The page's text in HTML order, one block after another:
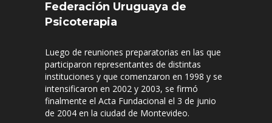
Federación Uruguaya de
Psicoterapia
Luego de reuniones preparatorias en las que
participaron representantes de distintas
instituciones y que comenzaron en 1998 y se
intensificaron en 2002 y 2003, se firmó
finalmente el Acta Fundacional el 3 de junio
de 2004 en la ciudad de Montevideo.